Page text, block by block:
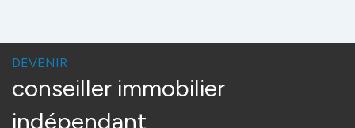
DEVENIR
conseiller immobilier
indépendant